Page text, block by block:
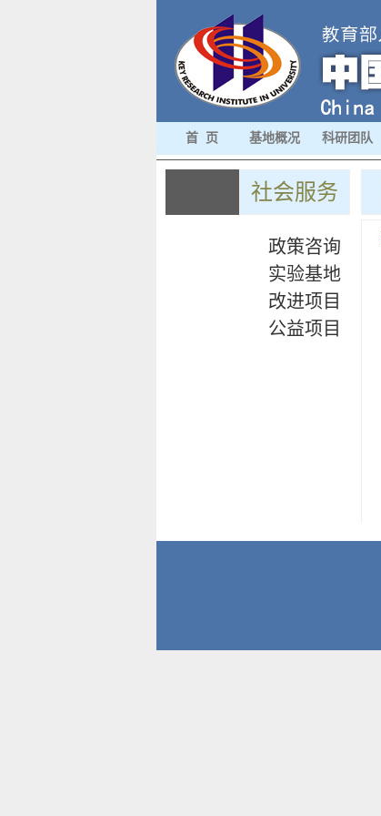
首 页 基地概况 科研团队
社会服务
政策咨询
实验基地
改进项目
公益项目